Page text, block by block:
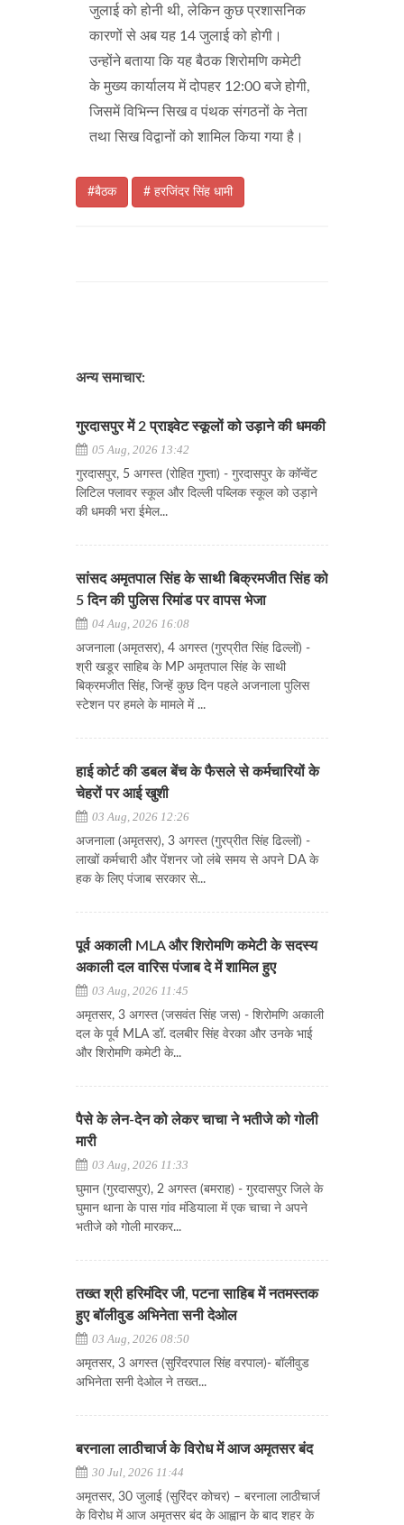
जुलाई को होनी थी, लेकिन कुछ प्रशासनिक
कारणों से अब यह 14 जुलाई को होगी।
उन्होंने बताया कि यह बैठक शिरोमणि कमेटी
के मुख्य कार्यालय में दोपहर 12:00 बजे होगी,
जिसमें विभिन्न सिख व पंथक संगठनों के नेता
तथा सिख विद्वानों को शामिल किया गया है।
#बैठक # हरजिंदर सिंह धामी
अन्य समाचार:
गुरदासपुर में 2 प्राइवेट स्कूलों को उड़ाने की धमकी
05 Aug, 2026 13:42
गुरदासपुर, 5 अगस्त (रोहित गुप्ता) - गुरदासपुर के कॉन्वेंट
लिटिल फ्लावर स्कूल और दिल्ली पब्लिक स्कूल को उड़ाने
की धमकी भरा ईमेल...
सांसद अमृतपाल सिंह के साथी बिक्रमजीत सिंह को
5 दिन की पुलिस रिमांड पर वापस भेजा
04 Aug, 2026 16:08
अजनाला (अमृतसर), 4 अगस्त (गुरप्रीत सिंह ढिल्लों) -
श्री खडूर साहिब के MP अमृतपाल सिंह के साथी
बिक्रमजीत सिंह, जिन्हें कुछ दिन पहले अजनाला पुलिस
स्टेशन पर हमले के मामले में ...
हाई कोर्ट की डबल बेंच के फैसले से कर्मचारियों के
चेहरों पर आई खुशी
03 Aug, 2026 12:26
अजनाला (अमृतसर), 3 अगस्त (गुरप्रीत सिंह ढिल्लों) -
लाखों कर्मचारी और पेंशनर जो लंबे समय से अपने DA के
हक के लिए पंजाब सरकार से...
पूर्व अकाली MLA और शिरोमणि कमेटी के सदस्य
अकाली दल वारिस पंजाब दे में शामिल हुए
03 Aug, 2026 11:45
अमृतसर, 3 अगस्त (जसवंत सिंह जस) - शिरोमणि अकाली
दल के पूर्व MLA डॉ. दलबीर सिंह वेरका और उनके भाई
और शिरोमणि कमेटी के...
पैसे के लेन-देन को लेकर चाचा ने भतीजे को गोली
मारी
03 Aug, 2026 11:33
घुमान (गुरदासपुर), 2 अगस्त (बमराह) - गुरदासपुर जिले के
घुमान थाना के पास गांव मंडियाला में एक चाचा ने अपने
भतीजे को गोली मारकर...
तख्त श्री हरिमंदिर जी, पटना साहिब में नतमस्तक
हुए बॉलीवुड अभिनेता सनी देओल
03 Aug, 2026 08:50
अमृतसर, 3 अगस्त (सुरिंदरपाल सिंह वरपाल)- बॉलीवुड
अभिनेता सनी देओल ने तख्त...
बरनाला लाठीचार्ज के विरोध में आज अमृतसर बंद
30 Jul, 2026 11:44
अमृतसर, 30 जुलाई (सुरिंदर कोचर) – बरनाला लाठीचार्ज
के विरोध में आज अमृतसर बंद के आह्वान के बाद शहर के